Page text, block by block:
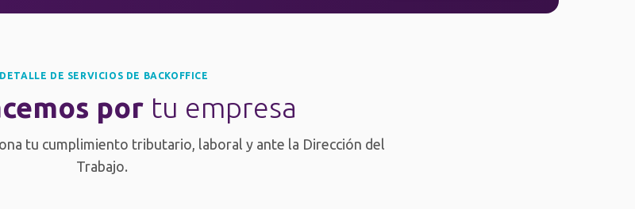
DETALLE DE SERVICIOS DE BACKOFFICE
por tu empresa
tu cumplimiento tributario, laboral y ante la Dirección del
Trabajo.